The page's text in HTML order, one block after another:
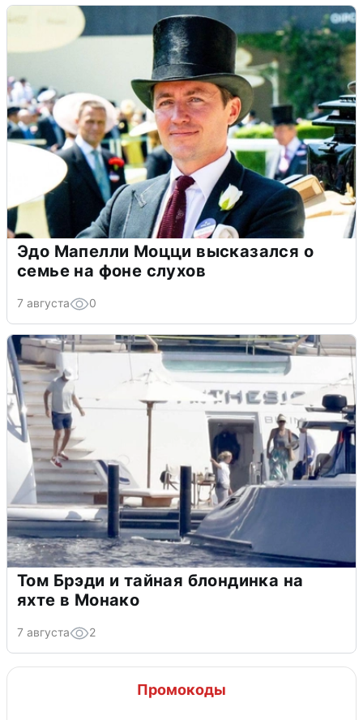
Эдо Мапелли Моцци высказался о
семье на фоне слухов
7 августа 0
Том Брэди и тайная блондинка на
яхте в Монако
7 августа 2
Промокоды